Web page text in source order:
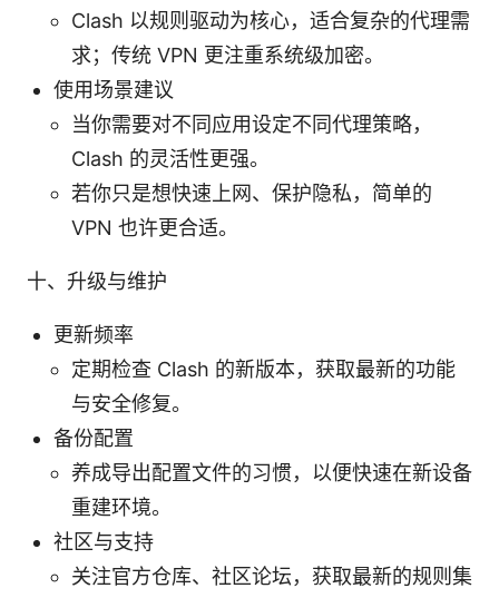
Clash 以规则驱动为核心，适合复杂的代理需
求；传统 VPN 更注重系统级加密。
使用场景建议
当你需要对不同应用设定不同代理策略，
Clash 的灵活性更强。
若你只是想快速上网、保护隐私，简单的
VPN 也许更合适。
十、升级与维护
更新频率
定期检查 Clash 的新版本，获取最新的功能
与安全修复。
备份配置
养成导出配置文件的习惯，以便快速在新设备
重建环境。
社区与支持
关注官方仓库、社区论坛，获取最新的规则集